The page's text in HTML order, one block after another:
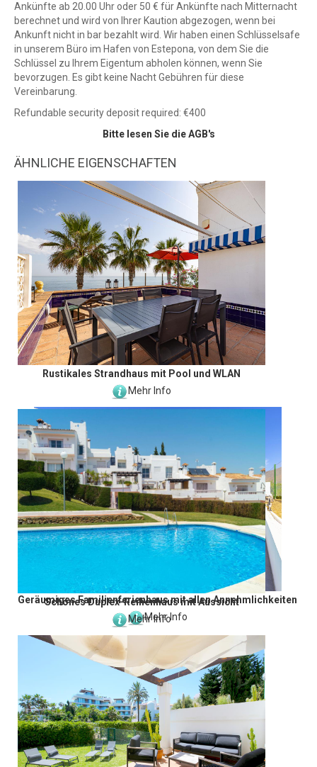
Ankünfte ab 20.00 Uhr oder 50 € für Ankünfte nach Mitternacht
berechnet und wird von Ihrer Kaution abgezogen, wenn bei
Ankunft nicht in bar bezahlt wird. Wir haben einen Schlüsselsafe
in unserem Büro im Hafen von Estepona, von dem Sie die
Schlüssel zu Ihrem Eigentum abholen können, wenn Sie
bevorzugen. Es gibt keine Nacht Gebühren für diese
Vereinbarung.
Refundable security deposit required: €400
Bitte lesen Sie die AGB's
ÄHNLICHE EIGENSCHAFTEN
Rustikales Strandhaus mit Pool und WLAN
Mehr Info
Geräumiges Familienferienhaus mit allen Annehmlichkeiten
Mehr Info
Schönes Duplex-Reihenhaus mit Aussicht
Mehr Info